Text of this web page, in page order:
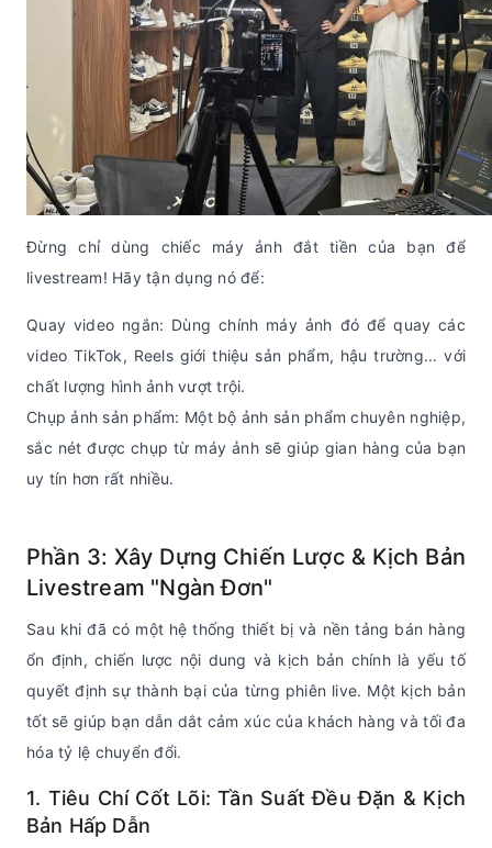
Đừng chỉ dùng chiếc máy ảnh đắt tiền của bạn để
livestream! Hãy tận dụng nó để:
Quay video ngắn: Dùng chính máy ảnh đó để quay các
video TikTok, Reels giới thiệu sản phẩm, hậu trường... với
chất lượng hình ảnh vượt trội.
Chụp ảnh sản phẩm: Một bộ ảnh sản phẩm chuyên nghiệp,
sắc nét được chụp từ máy ảnh sẽ giúp gian hàng của bạn
uy tín hơn rất nhiều.
Phần 3: Xây Dựng Chiến Lược & Kịch Bản
Livestream "Ngàn Đơn"
Sau khi đã có một hệ thống thiết bị và nền tảng bán hàng
ổn định, chiến lược nội dung và kịch bản chính là yếu tố
quyết định sự thành bại của từng phiên live. Một kịch bản
tốt sẽ giúp bạn dẫn dắt cảm xúc của khách hàng và tối đa
hóa tỷ lệ chuyển đổi.
1. Tiêu Chí Cốt Lõi: Tần Suất Đều Đặn & Kịch
Bản Hấp Dẫn